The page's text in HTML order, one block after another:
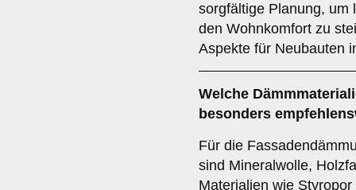
sorgfältige Planung, um
den Wohnkomfort zu
Aspekte für Neubauten
Welche
besonders
Für die
sind Mineralwolle,
Materialien wie